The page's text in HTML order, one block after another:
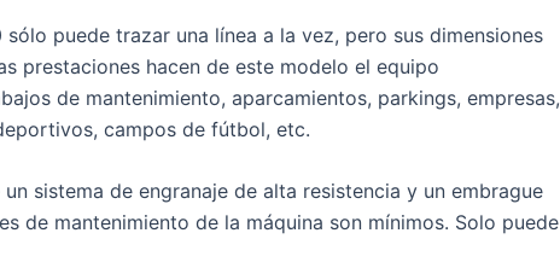
puede trazar una línea a la vez, pero sus dimensiones
prestaciones hacen de este modelo el equipo
de mantenimiento, aparcamientos, parkings, empresas,
campos de fútbol, etc.
sistema de engranaje de alta resistencia y un embrague
de mantenimiento de la máquina son mínimos. Solo puede